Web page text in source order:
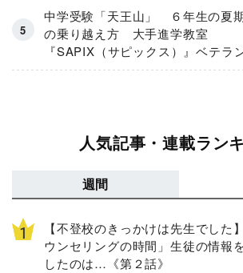
中学受験「天王山」 ６年生の夏
の乗り越え方 大手進学教室
『SAPIX（サピックス）』ベテラ
が伝授
人気記事・連載ラン
週間
【不登校のきっかけは先生でした
ウンセリングの時間」生徒の情報
したのは…《第２話》